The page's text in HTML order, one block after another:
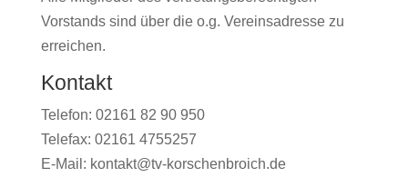
Vorstands sind über die o.g. Vereinsadresse zu
erreichen.
Kontakt
Telefon: 02161 82 90 950
Telefax: 02161 4755257
E-Mail: kontakt@tv-korschenbroich.de